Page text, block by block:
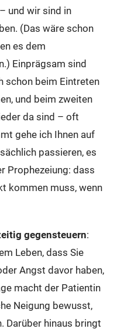
und wir sind in
(Das wäre schon
es dem
Einprägsam sind
schon beim Eintreten
und beim zweiten
da sind – oft
gehe ich Ihnen auf
passieren, es
Prophezeiung: dass
kommen muss, wenn
gegensteuern:
Leben, dass Sie
Angst davor haben,
macht der Patientin
Neigung bewusst,
Darüber hinaus bringt